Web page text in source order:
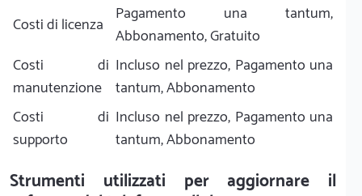
Costi di licenza Pagamento una tantum,
Abbonamento, Gratuito
Costi di
manutenzione
Incluso nel prezzo, Pagamento una
tantum, Abbonamento
Costi di
supporto
Incluso nel prezzo, Pagamento una
tantum, Abbonamento
Strumenti utilizzati per aggiornare il